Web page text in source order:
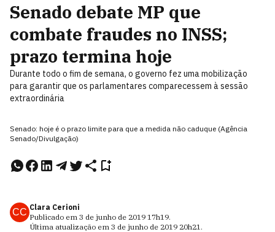
Senado debate MP que
combate fraudes no INSS;
prazo termina hoje
Durante todo o fim de semana, o governo fez uma mobilização
para garantir que os parlamentares comparecessem à sessão
extraordinária
Senado: hoje é o prazo limite para que a medida não caduque (Agência
Senado/Divulgação)
CC Clara Cerioni
Publicado em 3 de junho de 2019 17h19.
Última atualização em 3 de junho de 2019 20h21.